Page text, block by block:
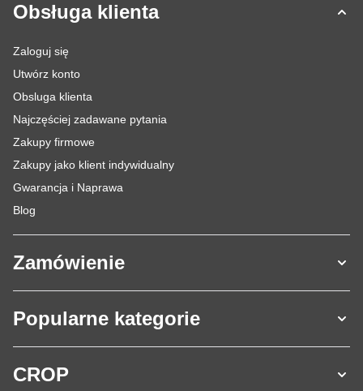
Obsługa klienta
Zaloguj się
Utwórz konto
Obsluga klienta
Najczęściej zadawane pytania
Zakupy firmowe
Zakupy jako klient indywidualny
Gwarancja i Naprawa
Blog
Zamówienie
Popularne kategorie
CROP